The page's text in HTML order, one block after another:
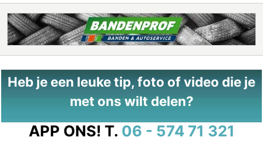
Heb je een leuke tip, foto of video die je
met ons wilt delen?
APP ONS! T. 06 - 574 71 321